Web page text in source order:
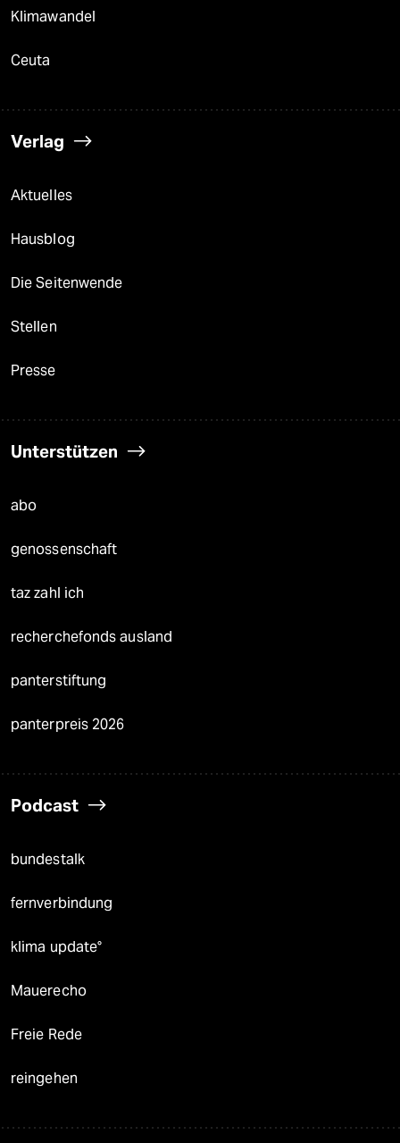
Klimawandel
Ceuta
Verlag
Aktuelles
Hausblog
Die Seitenwende
Stellen
Presse
Unterstützen
abo
genossenschaft
taz zahl ich
recherchefonds ausland
panterstiftung
panterpreis 2026
Podcast
bundestalk
fernverbindung
klima update°
Mauerecho
Freie Rede
reingehen